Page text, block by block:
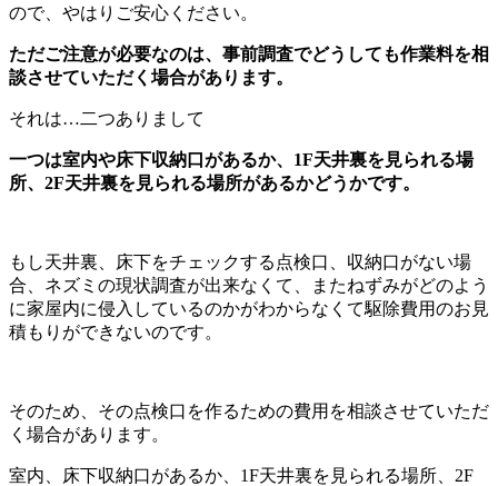
ので、やはりご安心ください。
ただご注意が必要なのは、事前調査でどうしても作業料を相
談させていただく場合があります。
それは…二つありまして
一つは室内や床下収納口があるか、1F天井裏を見られる場
所、2F天井裏を見られる場所があるかどうかです。
もし天井裏、床下をチェックする点検口、収納口がない場
合、ネズミの現状調査が出来なくて、またねずみがどのよう
に家屋内に侵入しているのかがわからなくて駆除費用のお見
積もりができないのです。
そのため、その点検口を作るための費用を相談させていただ
く場合があります。
室内、床下収納口があるか、1F天井裏を見られる場所、2F